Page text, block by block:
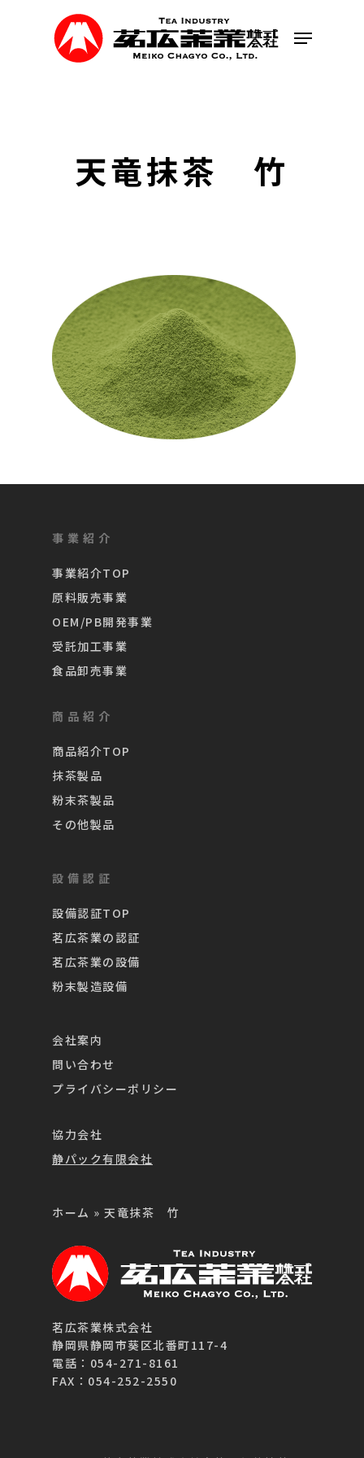
Menu
天竜抹茶 竹
事業紹介
事業紹介TOP
原料販売事業
OEM/PB開発事業
受託加工事業
食品卸売事業
商品紹介
商品紹介TOP
抹茶製品
粉末茶製品
その他製品
設備認証
設備認証TOP
茗広茶業の認証
茗広茶業の設備
粉末製造設備
会社案内
問い合わせ
プライバシーポリシー
協力会社
静パック有限会社
ホーム » 天竜抹茶 竹
茗広茶業株式会社
静岡県静岡市葵区北番町117-4
電話：054-271-8161
FAX：054-252-2550